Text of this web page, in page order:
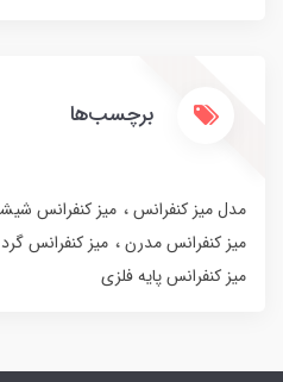
برچسب‌ها
مدل میز کنفرانس میز کنفرانس
میز کنفرانس مدرن
میز کنفرانس گرد
میز کنفرانس پایه فلزی